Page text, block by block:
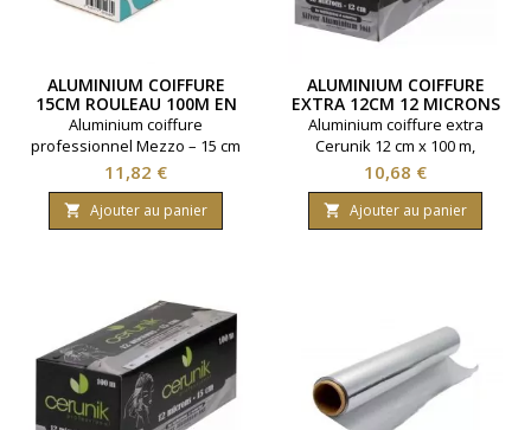
ALUMINIUM COIFFURE
15CM ROULEAU 100M EN
15 MICRONS
Aluminium coiffure
professionnel Mezzo – 15 cm
x 100 m, épaisseur 15
microns. Qualité extra, idéal
pour les mèches et
colorations en salon.
Prix
11,82 €
 Ajouter au panier
ALUMINIUM COIFFURE
EXTRA 12CM 12 MICRONS
Aluminium coiffure extra
Cerunik 12 cm x 100 m,
épaisseur 12 microns. Idéal
pour mèches et colorations.
Qualité professionnelle pour
une diffusion thermique
Prix
10,68 €
 Ajouter au panier